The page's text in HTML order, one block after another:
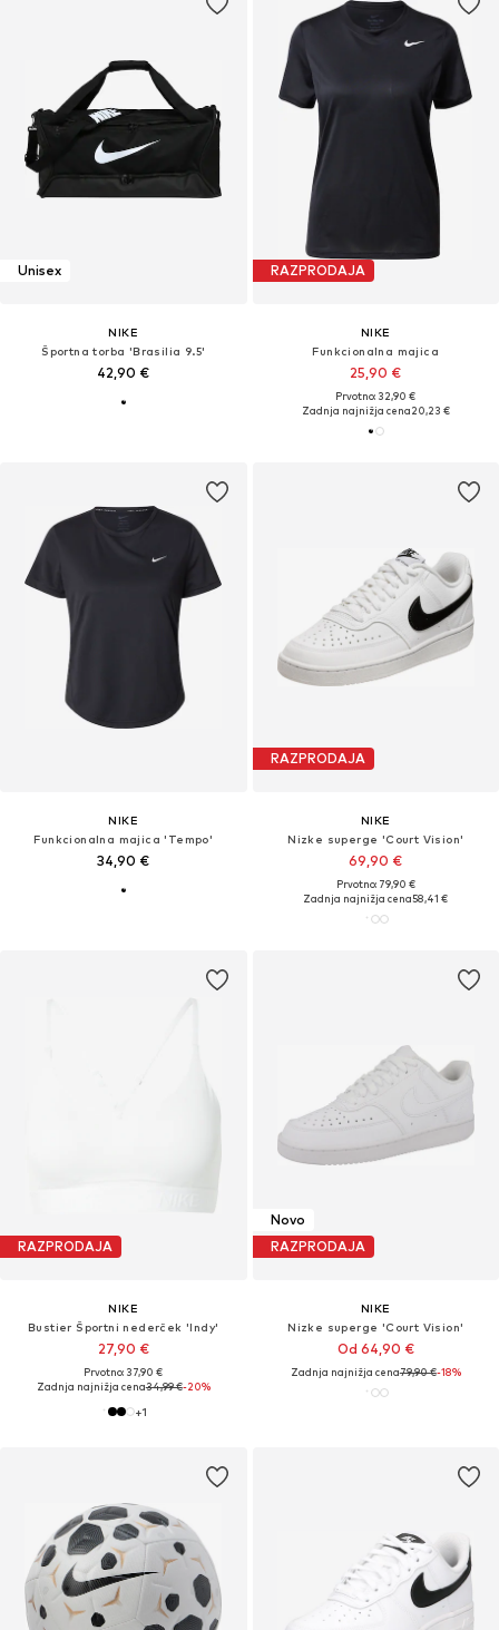
Unisex
NIKE
Športna torba 'Brasilia 9.5'
42,90 €
RAZPRODAJA
NIKE
Funkcionalna majica
25,90 €
Prvotno: 32,90 €
Zadnja najnižja cena20,23 €
NIKE
Funkcionalna majica 'Tempo'
34,90 €
RAZPRODAJA
NIKE
Nizke superge 'Court Vision'
69,90 €
Prvotno: 79,90 €
Zadnja najnižja cena58,41 €
RAZPRODAJA
NIKE
Bustier Športni nederček 'Indy'
27,90 €
Prvotno: 37,90 €
Zadnja najnižja cena34,99 €-20%
+1
Novo
RAZPRODAJA
NIKE
Nizke superge 'Court Vision'
Od 64,90 €
Zadnja najnižja cena79,90 €-18%